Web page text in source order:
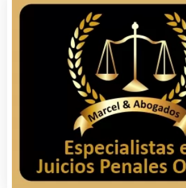
Alquiler de Sillas y Mesas
Alquiler de Trajes de Etiqueta
Alta Costura
Aluminio